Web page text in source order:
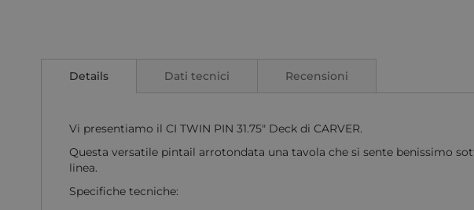
della
galleriaDetails
Vi presentiamo il CI TWIN PIN 31.75" Deck di CARVER.
Questa versatile pintail arrotondata una tavola che si sente benissimo
linea.
Specifiche tecniche:
Dati tecnici Recensioni